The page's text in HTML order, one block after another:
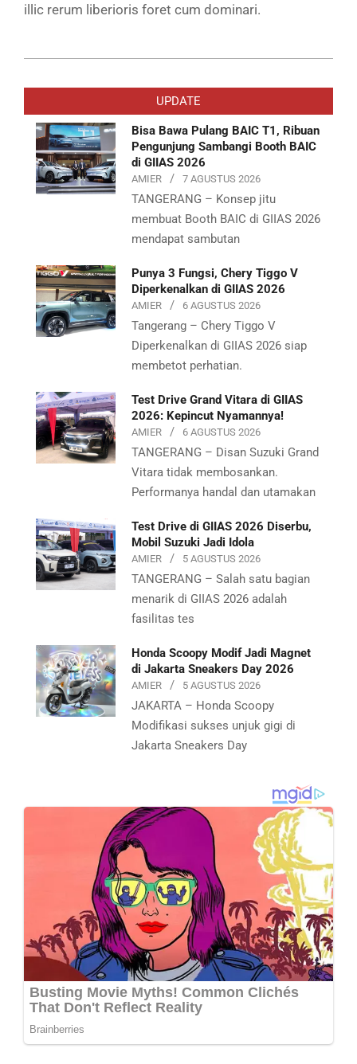
illic rerum liberioris foret cum dominari.
03-
UPDATE
Bisa Bawa Pulang BAIC T1, Ribuan
Pengunjung Sambangi Booth BAIC
di GIIAS 2026
AMIER 7 AGUSTUS 2026
TANGERANG – Konsep jitu
membuat Booth BAIC di GIIAS 2026
mendapat sambutan
Punya 3 Fungsi, Chery Tiggo V
Diperkenalkan di GIIAS 2026
AMIER 6 AGUSTUS 2026
Tangerang – Chery Tiggo V
Diperkenalkan di GIIAS 2026 siap
membetot perhatian.
Test Drive Grand Vitara di GIIAS
2026: Kepincut Nyamannya!
AMIER 6 AGUSTUS 2026
TANGERANG – Disan Suzuki Grand
Vitara tidak membosankan.
Performanya handal dan utamakan
Test Drive di GIIAS 2026 Diserbu,
Mobil Suzuki Jadi Idola
AMIER 5 AGUSTUS 2026
TANGERANG – Salah satu bagian
menarik di GIIAS 2026 adalah
fasilitas tes
Honda Scoopy Modif Jadi Magnet
di Jakarta Sneakers Day 2026
AMIER 5 AGUSTUS 2026
JAKARTA – Honda Scoopy
Modifikasi sukses unjuk gigi di
Jakarta Sneakers Day